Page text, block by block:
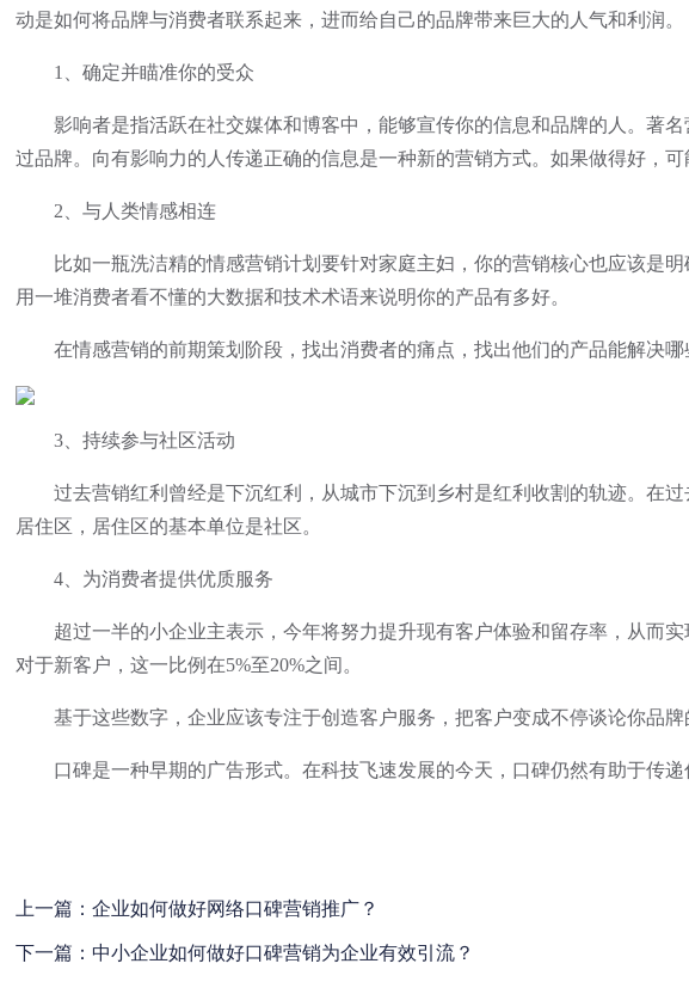
动是如何将品牌与消费者联系起来，进而给自己的品牌带来巨大的人气和利润。
1、确定并瞄准你的受众
影响者是指活跃在社交媒体和博客中，能够宣传你的信息和品牌的人。著名
过品牌。向有影响力的人传递正确的信息是一种新的营销方式。如果做得好，可
2、与人类情感相连
比如一瓶洗洁精的情感营销计划要针对家庭主妇，你的营销核心也应该是明
用一堆消费者看不懂的大数据和技术术语来说明你的产品有多好。
在情感营销的前期策划阶段，找出消费者的痛点，找出他们的产品能解决哪
3、持续参与社区活动
过去营销红利曾经是下沉红利，从城市下沉到乡村是红利收割的轨迹。在过
居住区，居住区的基本单位是社区。
4、为消费者提供优质服务
超过一半的小企业主表示，今年将努力提升现有客户体验和留存率，从而实
对于新客户，这一比例在5%至20%之间。
基于这些数字，企业应该专注于创造客户服务，把客户变成不停谈论你品牌
口碑是一种早期的广告形式。在科技飞速发展的今天，口碑仍然有助于传递
上一篇：企业如何做好网络口碑营销推广？
下一篇：中小企业如何做好口碑营销为企业有效引流？